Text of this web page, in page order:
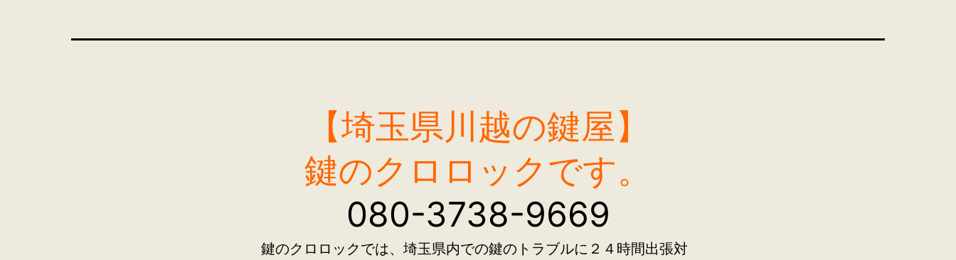
【埼玉県川越の鍵屋】
鍵のクロロックです。
080-3738-9669
鍵のクロロックでは、埼玉県内での鍵のトラブルに２４時間出張対